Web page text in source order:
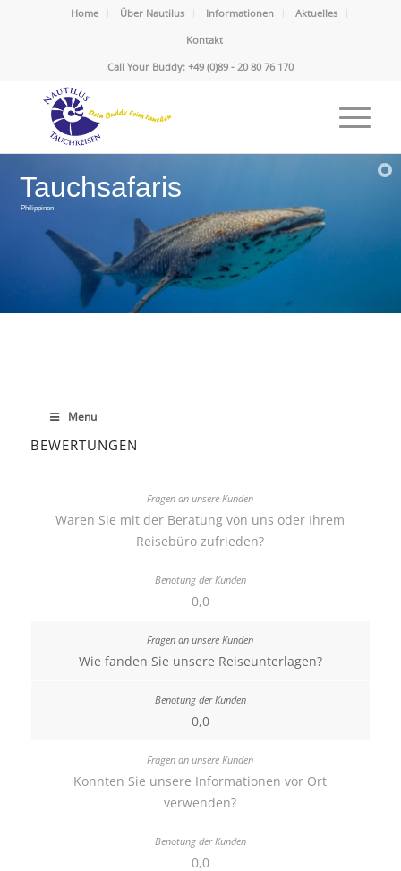
Home Über Nautilus Informationen
Aktuelles
Kontakt
Call Your Buddy: +49 (0)89 - 20 80 76 170
Tauchsafaris
Philippinen
Menu
BEWERTUNGEN
Waren Sie mit der Beratung von uns oder Ihrem
Reisebüro zufrieden?
0,0
Wie fanden Sie unsere Reiseunterlagen?
0,0
Konnten Sie unsere Informationen vor Ort
verwenden?
0,0